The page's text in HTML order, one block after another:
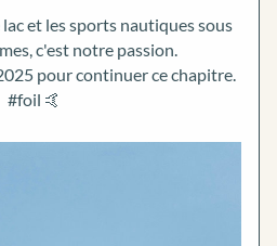
et les sports nautiques sous
c'est notre passion.
pour continuer ce chapitre.
#foil 🤙